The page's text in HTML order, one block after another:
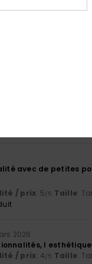
avec de petites
/ prix: 5/5 Taille:
2026
l
/ prix: 4/5 Taille: